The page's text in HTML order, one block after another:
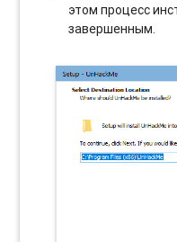
этом процесс
завершенным.